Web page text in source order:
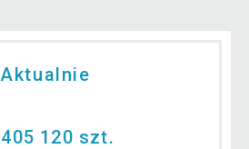
Aktualnie
405 120 szt.